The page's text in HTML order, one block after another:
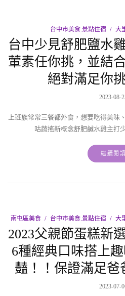
台中市美食.景點住宿 大
台中少見舒肥鹽水
葷素任你挑，並結
絕對滿足你
2023-08-
上班族常常三餐都外食，想要吃得美味
咕蔬搖新概念舒肥鹹水雞主打
繼續閱讀
南屯區美食 台中市美食.景點住宿 大
2023父親節蛋糕新
6種經典口味搭上
豔！！保證滿足爸
2023-07-